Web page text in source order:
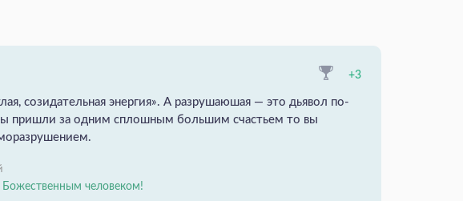
+3
созидательная энергия». А разрушаюшая — это дьявол по-
пришли за одним сплошным большим счастьем то вы
человеком!